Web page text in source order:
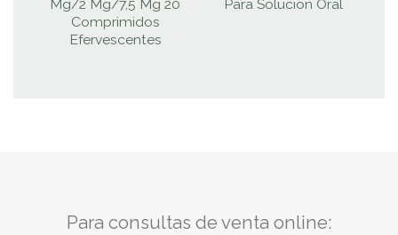
Mg/2 Mg/7,5 Mg 20
Comprimidos
Efervescentes
Para Solucion Oral
Para consultas de venta online: